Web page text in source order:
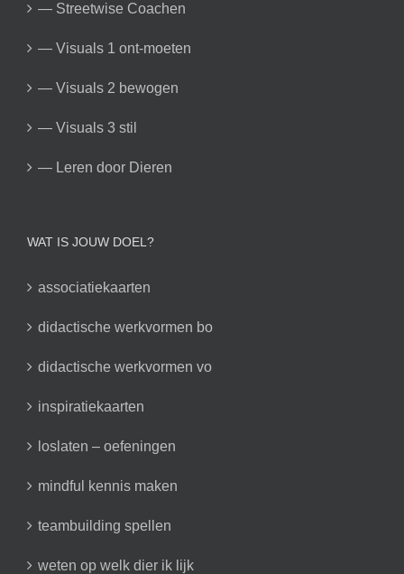
— Streetwise Coachen
— Visuals 1 ont-moeten
— Visuals 2 bewogen
— Visuals 3 stil
— Leren door Dieren
WAT IS JOUW DOEL?
associatiekaarten
didactische werkvormen bo
didactische werkvormen vo
inspiratiekaarten
loslaten – oefeningen
mindful kennis maken
teambuilding spellen
weten op welk dier ik lijk